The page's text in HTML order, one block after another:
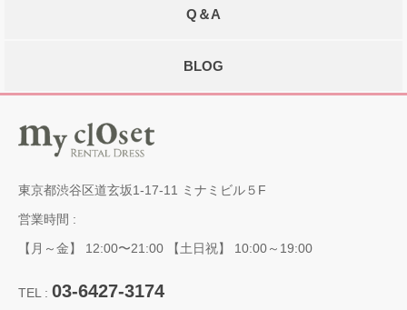
Q＆A
BLOG
東京都渋谷区道玄坂1-17-11 ミナミビル５F
営業時間 :
【月～金】 12:00〜21:00 【土日祝】 10:00～19:00
TEL : 03-6427-3174